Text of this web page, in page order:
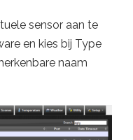
sensor aan te
en kies bij Type
naam